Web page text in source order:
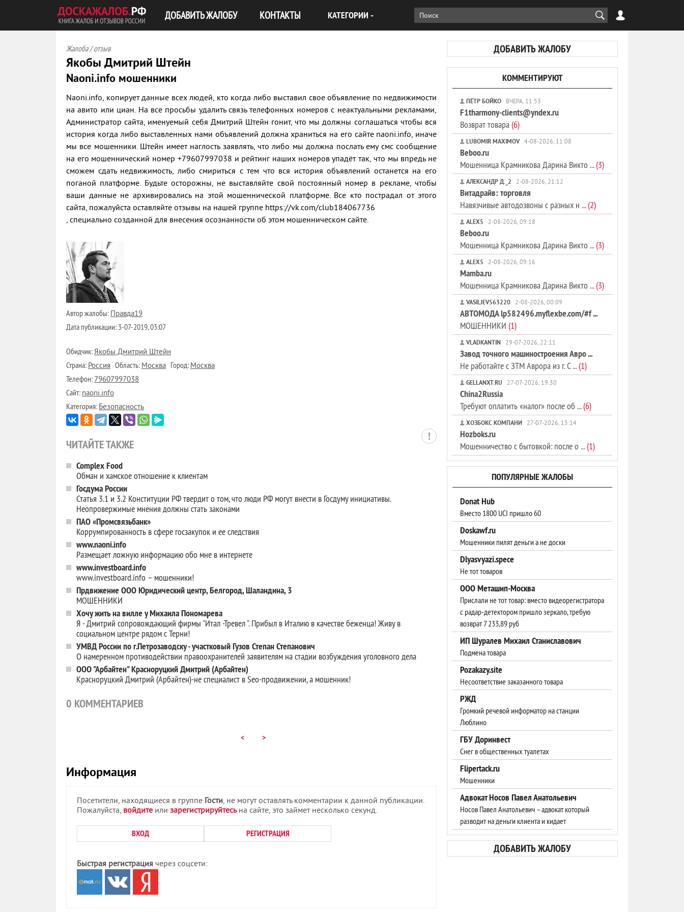
ДОБАВИТЬ ЖАЛОБУ КОНТАКТЫ КАТЕГОРИИ
ДОБАВИТЬ ЖАЛОБУ
Жалоба / отзыв
Якобы Дмитрий Штейн
Naoni.info мошенники
Naoni.info, копирует данные всех людей, кто когда либо выставил свое объявление по недвижимости
на авито или циан. На все просьбы удалить связь телефонных номеров с неактуальными рекламами,
Администратор сайта, именуемый себя Дмитрий Штейн гонит, что мы должны соглашаться чтобы вся
история когда либо выставленных нами объявлений должна храниться на его сайте naoni.info, иначе
мы все мошенники. Штейн имеет наглость заявлять, что либо мы должна послать ему смс сообщение
на его мошеннический номер +79607997038 и рейтинг наших номеров упадёт так, что мы впредь не
сможем сдать недвижимость, либо смириться с тем что вся история объявлений останется на его
поганой платформе. Будьте осторожны, не выставляйте свой постоянный номер в рекламе, чтобы
ваши данные не архивировались на этой мошеннической платформе. Все кто пострадал от этого
сайта, пожалуйста оставляйте отзывы на нашей группе https://vk.com/club184067736
, специально созданной для внесения осознанности об этом мошенническом сайте.
Автор жалобы:Правда19
Дата публикации: 3-07-2019, 03:07
Обидчик:Якобы Дмитрий Штейн
Страна:Россия Область:Москва Город:Москва
Телефон:79607997038
Сайт:naoni.info
Категория:Безопасность
ЧИТАЙТЕ ТАКЖЕ
Complex Food
Обман и хамское отношение к клиентам
Госдума России
Статья 3.1 и 3.2 Конституции РФ твердит о том, что люди РФ могут внести в Госдуму инициативы.
Неопровержимые мнения должны стать законами
ПАО «Промсвязьбанк»
Коррумпированность в сфере госзакупок и ее следствия
www.naoni.info
Размещает ложную информацию обо мне в интернете
www.investboard.info
www.investboard.info – мошенники!
Прдвижение ООО Юридический центр, Белгород, Шаландина, 3
МОШЕННИКИ
Хочу жить на вилле у Михаила Пономарева
Я - Дмитрий сопровождающий фирмы "Итал -Тревел ". Прибыл в Италию в качестве беженца! Живу в
социальном центре рядом с Терни!
УМВД России по г.Петрозаводску - участковый Гузов Степан Степанович
О намеренном противодействии правоохранителей заявителям на стадии возбуждения уголовного дела
ООО "Арбайтен" Красноруцкий Дмитрий (Арбайтен)
Красноруцкий Дмитрий (Арбайтен)-не специалист в Seo-продвижении, а мошенник!
0 КОММЕНТАРИЕВ
< >
Информация
Посетители, находящиеся в группе Гости, не могут оставлять комментарии к данной публикации.
Пожалуйста, войдите или зарегистрируйтесьна сайте, это займет несколько секунд.
ВХОД РЕГИСТРАЦИЯ
Быстрая регистрация через соцсети:
КОММЕНТИРУЮТ
ПЁТР БОЙКО ВЧЕРА, 11:53
F1tharmony-clients@yndex.ru
Возврат товара(6)
LUBOMIR MAXIMOV 4-08-2026, 11:08
Beboo.ru
Мошенница Крамникова Дарина Викто ...(3)
АЛЕКСАНДР Д._2 2-08-2026, 21:12
Витадрайв: торговля
Навязчивые автодозвоны с разных н ...(2)
ALEX5 2-08-2026, 09:18
Beboo.ru
Мошенница Крамникова Дарина Викто ...(3)
ALEX5 2-08-2026, 09:16
Mamba.ru
Мошенница Крамникова Дарина Викто ...(3)
VASILJEV563220 2-08-2026, 00:09
АВТОМОДА lp582496.myflexbe.com/#f ...
МОШЕННИКИ (1)
VLADKANTIN 29-07-2026, 22:11
Завод точного машиностроения Авро ...
Не работайте с ЗТМ Аврора из г. С ...(1)
GELLANXT.RU 27-07-2026, 19:30
China2Russia
Требуют оплатить «налог» после об ...(6)
ХОЗБОКС КОМПАНИ 27-07-2026, 15:14
Hozboks.ru
Мошенничество с бытовкой: после о ...(1)
ПОПУЛЯРНЫЕ ЖАЛОБЫ
Donat Hub
Вместо 1800 UCI пришло 60
Doskawf.ru
Мошенники пилят деньги а не доски
Dlyasvyazi.spece
Не тот товаров
ООО Меташип-Москва
Прислали не тот товар: вместо видеорегистратора
с радар-детектором пришло зеркало, требую
возврат 7 233,89 руб
ИП Шуралев Михаил Станиславович
Подмена товара
Pozakazy.site
Несоответствие заказанного товара
РЖД
Громкий речевой информатор на станции
Люблино
ГБУ Доринвест
Снег в общественных туалетах
Flipertack.ru
Мошенники
Адвокат Носов Павел Анатольевич
Носов Павел Анатольевич – адвокат который
разводит на деньги клиента и кидает
ДОБАВИТЬ ЖАЛОБУ